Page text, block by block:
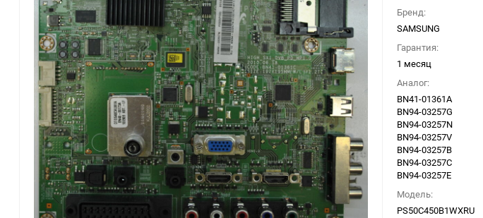
Бренд:
SAMSUNG
Гарантия:
1 месяц
Аналог:
BN41-01361A
BN94-03257G
BN94-03257N
BN94-03257V
BN94-03257B
BN94-03257C
BN94-03257E
Модель:
PS50C450B1WXRU